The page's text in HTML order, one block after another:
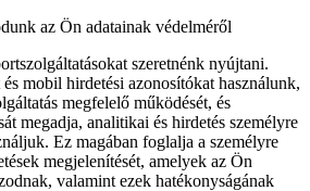
az Ön adatainak védelméről
szeretnénk nyújtani.
mobil hirdetési azonosítókat használunk,
megfelelő működését, és
megadja, analitikai és hirdetés személyre
Ez magában foglalja a személyre
megjelenítését, amelyek az Ön
valamint ezek hatékonyságának